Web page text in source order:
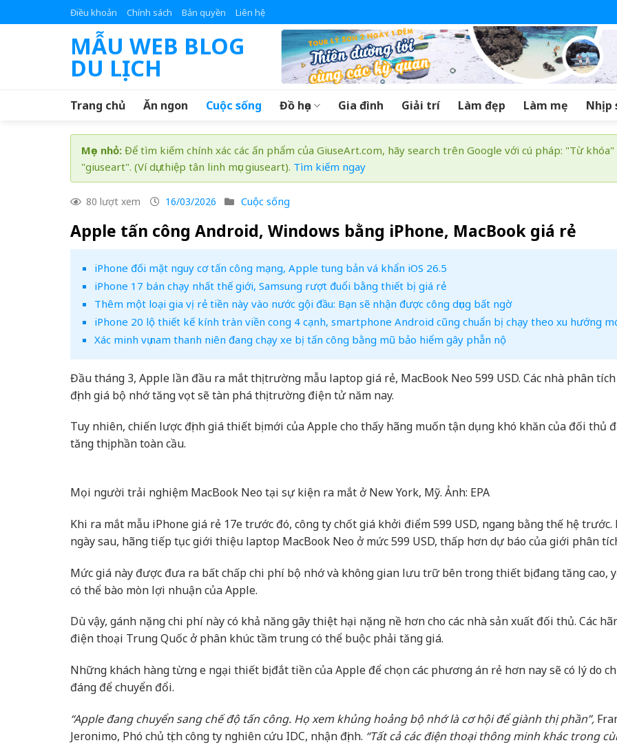
to
Điều khoản Chính sách Bản quyền Liên hệ
MẪU WEB BLOG
DU LỊCH
Trang chủ Ăn ngon Cuộc sống Đồ họa Gia đình Giải trí Làm đẹp Làm mẹ Nhịp
Mẹo nhỏ: Để tìm kiếm chính xác các ấn phẩm của GiuseArt.com, hãy search trên Google với cú pháp: "Từ khóa"
"giuseart". (Ví dụ: thiệp tân linh mục giuseart). Tìm kiếm ngay
80 lượt xem 16/03/2026 Cuộc sống
Apple tấn công Android, Windows bằng iPhone, MacBook giá rẻ
iPhone đối mặt nguy cơ tấn công mạng, Apple tung bản vá khẩn iOS 26.5
iPhone 17 bán chạy nhất thế giới, Samsung rượt đuổi bằng thiết bị giá rẻ
Thêm một loại gia vị rẻ tiền này vào nước gội đầu: Bạn sẽ nhận được công dụng bất ngờ
iPhone 20 lộ thiết kế kính tràn viền cong 4 cạnh, smartphone Android cũng chuẩn bị chạy theo xu hướng
Xác minh vụ nam thanh niên đang chạy xe bị tấn công bằng mũ bảo hiểm gây phẫn nộ
Đầu tháng 3, Apple lần đầu ra mắt thị trường mẫu laptop giá rẻ, MacBook Neo 599 USD. Các nhà phân
định giá bộ nhớ tăng vọt sẽ tàn phá thị trường điện tử năm nay.
Tuy nhiên, chiến lược định giá thiết bị mới của Apple cho thấy hãng muốn tận dụng khó khăn của đối thủ
tăng thị phần toàn cầu.
Mọi người trải nghiệm MacBook Neo tại sự kiện ra mắt ở New York, Mỹ. Ảnh: EPA
Khi ra mắt mẫu iPhone giá rẻ 17e trước đó, công ty chốt giá khởi điểm 599 USD, ngang bằng thế hệ trước.
ngày sau, hãng tiếp tục giới thiệu laptop MacBook Neo ở mức 599 USD, thấp hơn dự báo của giới phân
Mức giá này được đưa ra bất chấp chi phí bộ nhớ và không gian lưu trữ bên trong thiết bị đang tăng cao,
có thể bào mòn lợi nhuận của Apple.
Dù vậy, gánh nặng chi phí này có khả năng gây thiệt hại nặng nề hơn cho các nhà sản xuất đối thủ. Các
điện thoại Trung Quốc ở phân khúc tầm trung có thể buộc phải tăng giá.
Những khách hàng từng e ngại thiết bị đắt tiền của Apple để chọn các phương án rẻ hơn nay sẽ có lý do
đáng để chuyển đổi.
“Apple đang chuyển sang chế độ tấn công. Họ xem khủng hoảng bộ nhớ là cơ hội để giành thị phần”,
Jeronimo, Phó chủ tịch công ty nghiên cứu IDC, nhận định. “Tất cả các điện thoại thông minh khác trong